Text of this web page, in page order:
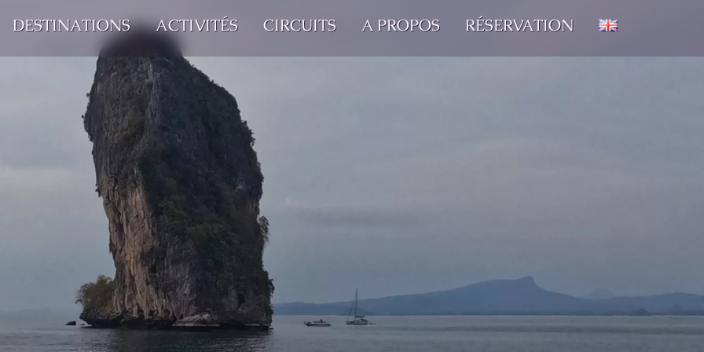
DESTINATIONS ACTIVITÉS CIRCUITS A PROPOS RÉSERVATION